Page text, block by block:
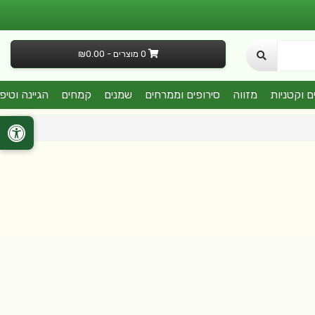
0 מוצרים - ₪0.00
וקטניות מזווה סירופים וממרחים שמנים קמחים הגיינה